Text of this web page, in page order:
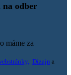
odber
máme za
Dizajn a